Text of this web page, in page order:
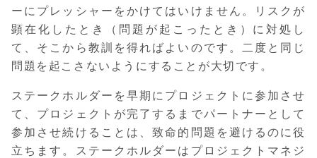
ーにプレッシャーをかけてはいけません。リスクが
顕在化したとき（問題が起こったとき）に対処し
て、そこから教訓を得ればよいのです。二度と同じ
問題を起こさないようにすることが大切です。
ステークホルダーを早期にプロジェクトに参加させ
て、プロジェクトが完了するまでパートナーとして
参加させ続けることは、致命的問題を避けるのに役
立ちます。ステークホルダーはプロジェクトマネジ